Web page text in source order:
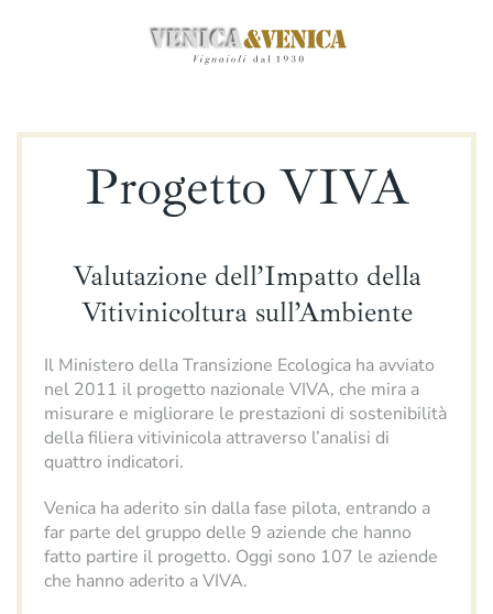
principale
Progetto VIVA
Valutazione dell’Impatto della
Vitivinicoltura sull’Ambiente
Il Ministero della Transizione Ecologica ha avviato
nel 2011 il progetto nazionale VIVA, che mira a
misurare e migliorare le prestazioni di sostenibilità
della filiera vitivinicola attraverso l’analisi di
quattro indicatori.
Venica ha aderito sin dalla fase pilota, entrando a
far parte del gruppo delle 9 aziende che hanno
fatto partire il progetto. Oggi sono 107 le aziende
che hanno aderito a VIVA.